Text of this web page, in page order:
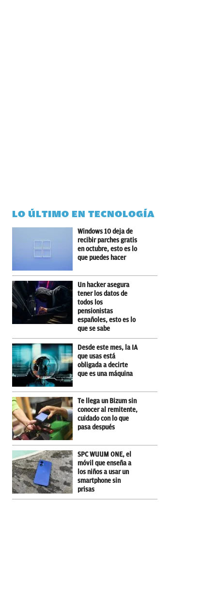
LO ÚLTIMO EN TECNOLOGÍA
Windows 10 deja de
recibir parches gratis
en octubre, esto es lo
que puedes hacer
Un hacker asegura
tener los datos de
todos los
pensionistas
españoles, esto es lo
que se sabe
Desde este mes, la IA
que usas está
obligada a decirte
que es una máquina
Te llega un Bizum sin
conocer al remitente,
cuidado con lo que
pasa después
SPC WUUM ONE, el
móvil que enseña a
los niños a usar un
smartphone sin
prisas